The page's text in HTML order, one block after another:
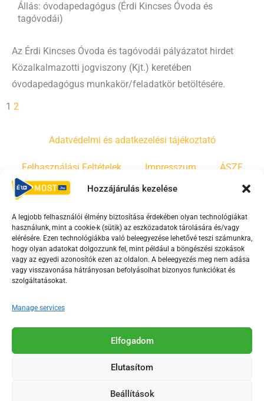
Hozzájárulás kezelése
A legjobb felhasználói élmény biztosítása érdekében olyan technológiákat
használunk, mint a cookie-k (sütik) az eszközadatok tárolására és/vagy
elérésére. Ezen technológiákba való beleegyezése lehetővé teszi számunkra,
hogy olyan adatokat dolgozzunk fel, mint például a böngészési szokások
vagy az egyedi azonosítók ezen az oldalon. A beleegyezés meg nem adása
vagy visszavonása hátrányosan befolyásolhat bizonyos funkciókat és
szolgáltatásokat.
Manage services
Elfogadom
Elutasítom
Beállítások
Állás: óvodapedagógus (Érdi Kincses Óvoda és
tagóvodái)
Az Érdi Kincses Óvoda és tagóvodái pályázatot hirdet
Közalkalmazotti jogviszony (Kjt.) keretében
óvodapedagógus munkakör/feladatkör betöltésére.
1 2
Adatvédelmi és adatkezelési tájékoztató
Felhasználási Feltételek Impresszum ÁSZF
Irányelvek Moderálási szabályzat
F
a
c
e
o
o
-
Y
o
u
t
b
e
s
T
i
k
Az Érd Média médiaszolgáltatási tevékenységét a
Médiatanács a Magyar Média Mecenatúra program
2018-2026. © Minden jog fenntartva, Érd Megyei Jogú Város